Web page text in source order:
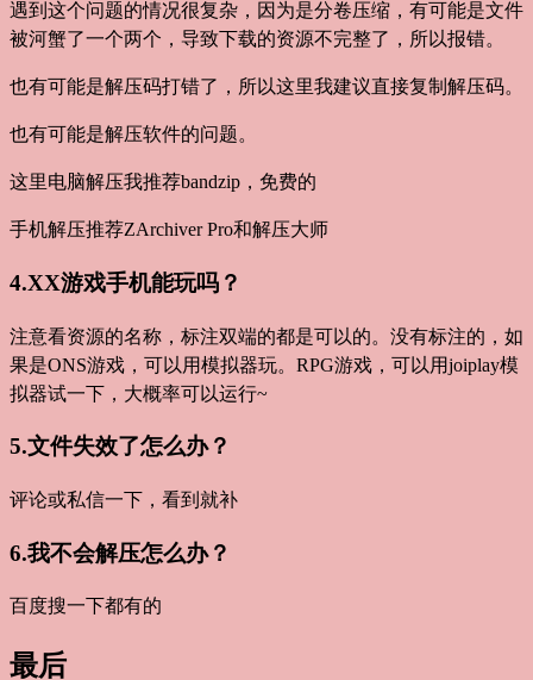
遇到这个问题的情况很复杂，因为是分卷压缩，有可能是文件
被河蟹了一个两个，导致下载的资源不完整了，所以报错。
也有可能是解压码打错了，所以这里我建议直接复制解压码。
也有可能是解压软件的问题。
这里电脑解压我推荐bandzip，免费的
手机解压推荐ZArchiver Pro和解压大师
4.XX游戏手机能玩吗？
注意看资源的名称，标注双端的都是可以的。没有标注的，如
果是ONS游戏，可以用模拟器玩。RPG游戏，可以用joiplay模
拟器试一下，大概率可以运行~
5.文件失效了怎么办？
评论或私信一下，看到就补
6.我不会解压怎么办？
百度搜一下都有的
最后